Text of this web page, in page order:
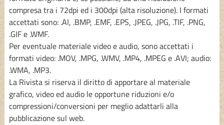
compresa tra i 72dpi ed i 300dpi (alta risoluzione). I formati
accettati sono: .AI, .BMP, .EMF, .EPS, .JPEG, .JPG, .TIF, .PNG,
.GIF e .WMF.
Per eventuale materialevideoeaudio, sono accettati i
formati video: .MOV, .MPG, .WMV, .MP4, .MPEG e .AVI; audio:
.WMA, .MP3.
La Rivista si riserva il diritto di apportare al materiale
grafico, video ed audio le opportune riduzioni e/o
compressioni/conversioni per meglio adattarli alla
pubblicazione sul web.